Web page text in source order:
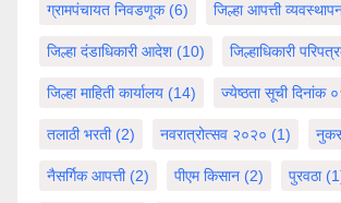
ग्रामपंचायत निवडणूक(6) जिल्हा आपत्ती
जिल्हा दंडाधिकारी आदेश (10) जिल्हाधिकारी
जिल्हा माहिती कार्यालय (14) ज्येष्ठता सूची दिनांक
तलाठी भरती(2) नवरात्रोत्सव २०२० (1)
नैसर्गिक आपत्ती(2) पीएम किसान (2) पुरवठा